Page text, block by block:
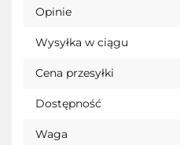
Opinie
Wysyłka w ciągu
Cena przesyłki
Dostępność
Waga